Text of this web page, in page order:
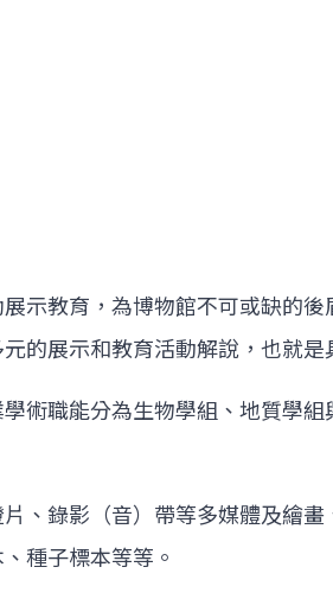
示教育，為博物館不可或缺的
的展示和教育活動解說，也就是
術職能分為生物學組、地質學
、錄影（音）帶等多媒體及繪
種子標本等等。